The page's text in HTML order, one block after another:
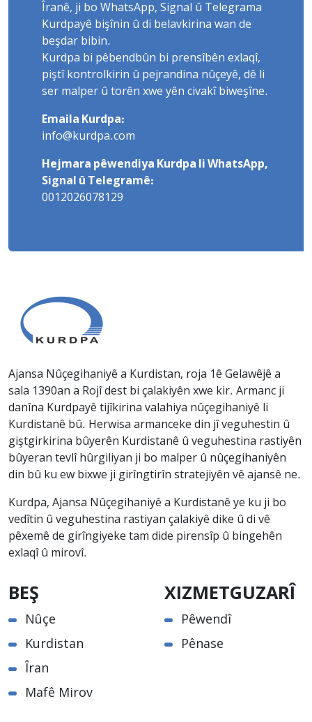
Îranê, ji bo WhatsApp, Signal û Telegrama
Kurdpayê bişînin û di belavkirina wan de
beşdar bibin.
Kurdpa bi pêbendbûn bi prensîbên exlaqî,
piştî kontrolkirin û pejrandina nûçeyê, dê li
ser malper û torên xwe yên civakî biweşîne.
Emaila Kurdpa:
info@kurdpa.com
Hejmara pêwendiya Kurdpa li WhatsApp,
Signal û Telegramê:
0012026078129
Ajansa Nûçegihaniyê a Kurdistan, roja 1ê Gelawêjê a
sala 1390an a Rojî dest bi çalakiyên xwe kir. Armanc ji
danîna Kurdpayê tijîkirina valahiya nûçegihaniyê li
Kurdistanê bû. Herwisa armanceke din jî veguhestin û
giştgirkirina bûyerên Kurdistanê û veguhestina rastiyên
bûyeran tevlî hûrgiliyan ji bo malper û nûçegihaniyên
din bû ku ew bixwe ji girîngtirîn stratejiyên vê ajansê ne.
Kurdpa, Ajansa Nûçegihaniyê a Kurdistanê ye ku ji bo
vedîtin û veguhestina rastiyan çalakiyê dike û di vê
pêxemê de girîngiyeke tam dide pirensîp û bingehên
exlaqî û mirovî.
BEŞ
Nûçe
Kurdistan
Îran
Mafê Mirov
XIZMETGUZARÎ
Pêwendî
Pênase